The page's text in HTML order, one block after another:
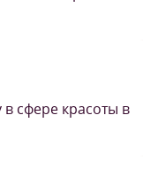
сфере красоты в